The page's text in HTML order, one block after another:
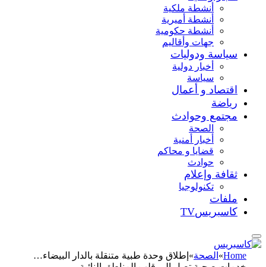
أنشطة ملكية
أنشطة أميرية
أنشطة حكومية
جهات وأقاليم
سياسة ودوليات
أخبار دولية
سياسة
اقتصاد و أعمال
رياضة
مجتمع وحوادث
الصحة
أخبار أمنية
قضايا و محاكم
حوادث
ثقافة وإعلام
تكنولوجيا
ملفات
كاسبريسTV
Home
» الصحة» إطلاق وحدة طبية متنقلة بالدار البيضاء…